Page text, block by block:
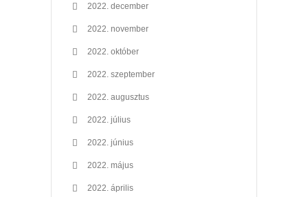
2022. december
2022. november
2022. október
2022. szeptember
2022. augusztus
2022. július
2022. június
2022. május
2022. április